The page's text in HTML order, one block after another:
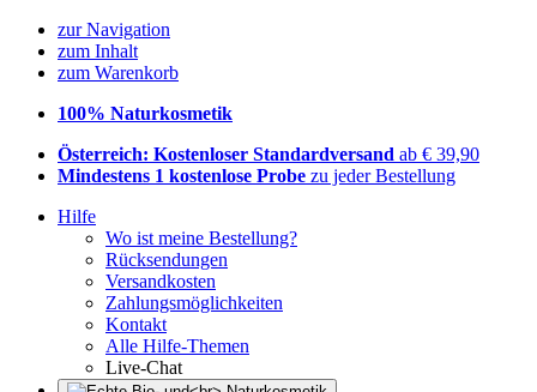
zur Navigation
zum Inhalt
zum Warenkorb
100% Naturkosmetik
Österreich: Kostenloser Standardversand ab € 39,90
Mindestens 1 kostenlose Probe zu jeder Bestellung
Hilfe
Wo ist meine Bestellung?
Rücksendungen
Versandkosten
Zahlungsmöglichkeiten
Kontakt
Alle Hilfe-Themen
Live-Chat